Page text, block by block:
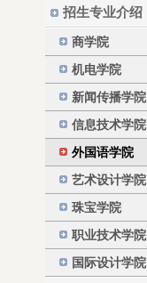
招生专业介绍
商学院
机电学院
新闻传播学院
信息技术学院
外国语学院
艺术设计学院
珠宝学院
职业技术学院
国际设计学院